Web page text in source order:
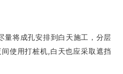
量将成孔安排到白天施工，分层
使用打桩机,白天也应采取遮挡